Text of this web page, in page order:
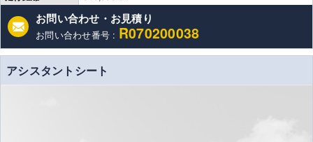
お問い合わせ・お見積り
お問い合わせ番号 : R070200038
アシスタントシート